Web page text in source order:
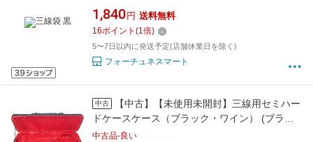
1,840 円 送料無料
16ポイント (1倍)
5〜7日以内に発送予定(店舗休業日を除く)
フォーチュネスマート
中古
【中古】【未使用未開封】三線用セミハー
ドケースケース（ブラック・ワイン） (ブラッ
ク)
中古品-良い